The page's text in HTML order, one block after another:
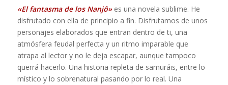
«El fantasma de los Nanjô»es una novela sublime. He
disfrutado con ella de principio a fin. Disfrutamos de unos
personajes elaborados que entran dentro de ti, una
atmósfera feudal perfecta y un ritmo imparable que
atrapa al lector y no le deja escapar, aunque tampoco
querrá hacerlo. Una historia repleta de samuráis, entre lo
místico y lo sobrenatural pasando por lo real. Una